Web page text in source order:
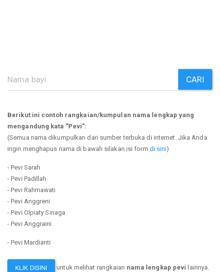
CARI
Berikut ini contoh rangkaian/kumpulan nama lengkap yang
mengandung kata "Pevi":
(Semua nama dikumpulkan dari sumber terbuka di internet. Jika Anda
ingin menghapus nama di bawah silakan isi form di sini)
- Pevi Sarah
- Pevi Padillah
- Pevi Rahmawati
- Pevi Anggreni
- Pevi Olpiaty Sinaga
- Pevi Anggraini
- Pevi Mardianti
KLIK DISINI untuk melihat rangkaian nama lengkap pevi lainnya.